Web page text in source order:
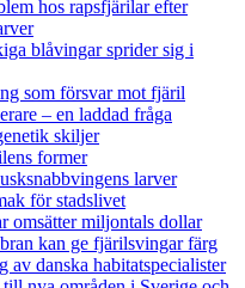
hos rapsfjärilar efter
blåvingar sprider sig i
som försvar mot fjäril
– en laddad fråga
skiljer
former
larver
för stadslivet
omsätter miljontals dollar
kan ge fjärilsvingar färg
av danska habitatspecialister